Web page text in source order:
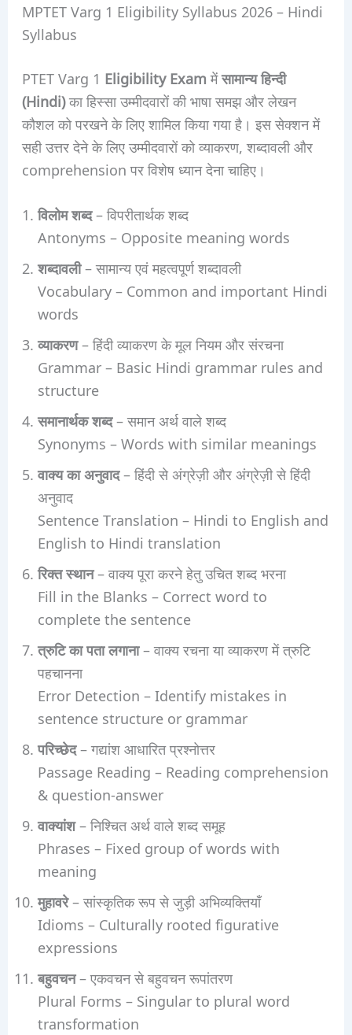
MPTET Varg 1 Eligibility Syllabus 2026 – Hindi
Syllabus
PTET Varg 1 Eligibility Examमेंसामान्य हिन्दी
(Hindi)का हिस्सा उम्मीदवारों की भाषा समझ और लेखन
कौशल को परखने के लिए शामिल किया गया है। इस सेक्शन में
सही उत्तर देने के लिए उम्मीदवारों को व्याकरण, शब्दावली और
comprehension पर विशेष ध्यान देना चाहिए।
विलोम शब्द– विपरीतार्थक शब्द
Antonyms – Opposite meaning words
शब्दावली– सामान्य एवं महत्वपूर्ण शब्दावली
Vocabulary – Common and important Hindi
words
व्याकरण– हिंदी व्याकरण के मूल नियम और संरचना
Grammar – Basic Hindi grammar rules and
structure
समानार्थक शब्द– समान अर्थ वाले शब्द
Synonyms – Words with similar meanings
वाक्य का अनुवाद– हिंदी से अंग्रेज़ी और अंग्रेज़ी से हिंदी
अनुवाद
Sentence Translation – Hindi to English and
English to Hindi translation
रिक्त स्थान– वाक्य पूरा करने हेतु उचित शब्द भरना
Fill in the Blanks – Correct word to
complete the sentence
त्रुटि का पता लगाना– वाक्य रचना या व्याकरण में त्रुटि
पहचानना
Error Detection – Identify mistakes in
sentence structure or grammar
परिच्छेद– गद्यांश आधारित प्रश्नोत्तर
Passage Reading – Reading comprehension
& question-answer
वाक्यांश– निश्चित अर्थ वाले शब्द समूह
Phrases – Fixed group of words with
meaning
मुहावरे– सांस्कृतिक रूप से जुड़ी अभिव्यक्तियाँ
Idioms – Culturally rooted figurative
expressions
बहुवचन– एकवचन से बहुवचन रूपांतरण
Plural Forms – Singular to plural word
transformation